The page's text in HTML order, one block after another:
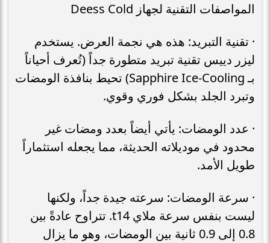
المواصفات التقنية لجهاز Deess Cold
· تقنية التبريد: هذه هي نجمة العرض. يستخدم
ليزر دييس تقنية تبريد متطورة جداً (تُعرف أحياناً
بـ Sapphire Ice-Cooling) تحيط بنافذة الومضات
وتبرد الجلد بشكل فوري وقوي.
· عدد الومضات: يأتي أيضاً بعدد ومضات غير
محدود في موديلاته الحديثة، مما يجعله استثماراً
طويل الأمد.
· سرعة الومضات: سرعته جيدة جداً، ولكنها
ليست بنفس سرعة ملاي t14. تتراوح عادةً بين
0.8 إلى 0.9 ثانية بين الومضات، وهو ما يزال